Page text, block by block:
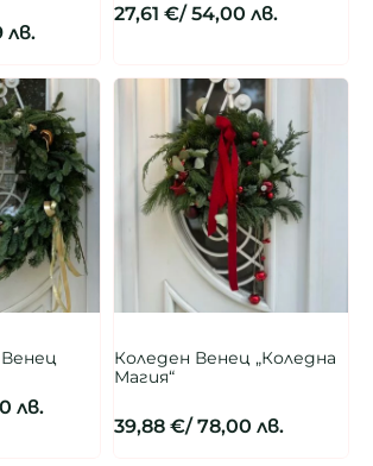
лв.
27,61 €/ 54,00 лв.
лв.
Коледен Венец „Коледна
Магия“
39,88 €/ 78,00 лв.